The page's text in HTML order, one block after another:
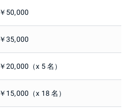
￥50,000
￥35,000
￥20,000（x 5 名）
￥15,000（x 18 名）